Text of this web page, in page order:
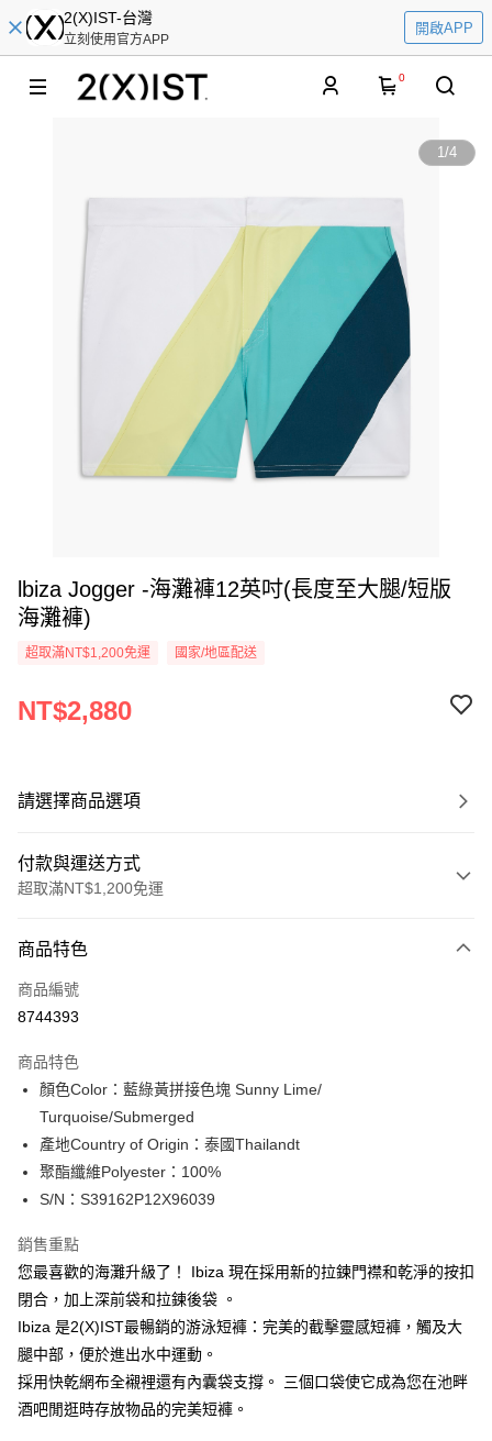
2(X)IST-台灣
立刻使用官方APP
開啟APP
0
1/4
lbiza Jogger -海灘褲12英吋(長度至大腿/短版
海灘褲)
超取滿NT$1,200免運 國家/地區配送
NT$2,880
請選擇商品選項
付款與運送方式
超取滿NT$1,200免運
信用卡一次付款
信用卡分期付款
合作金庫商業銀行
華南商業銀行
彰化商業銀行
上海商業儲蓄銀行
國泰世華商業銀行
兆豐國際商業銀行
臺灣中小企業銀行
元大商業銀行
台新國際商業銀行
中國信託商業銀行
台灣樂天信用卡公司
超商取貨付款
LINE Pay
Apple Pay
街口支付
悠遊付
全盈+PAY
AFTEE先享後付
相關說明
【關於「AFTEE先享後付」】
便利好安心！
ATM付款
商品特色
商品編號
8744393
商品特色
顏色Color：藍綠黃拼接色塊 Sunny Lime/
Turquoise/Submerged
產地Country of Origin：泰國Thailandt
聚酯纖維Polyester：100%
S/N：S39162P12X96039
銷售重點
您最喜歡的海灘升級了！ Ibiza 現在採用新的拉鍊門襟和乾淨的按扣
閉合，加上深前袋和拉鍊後袋 。
Ibiza 是2(X)IST最暢銷的游泳短褲：完美的截擊靈感短褲，觸及大
腿中部，便於進出水中運動。
採用快乾網布全襯裡還有內囊袋支撐。 三個口袋使它成為您在池畔
酒吧閒逛時存放物品的完美短褲。